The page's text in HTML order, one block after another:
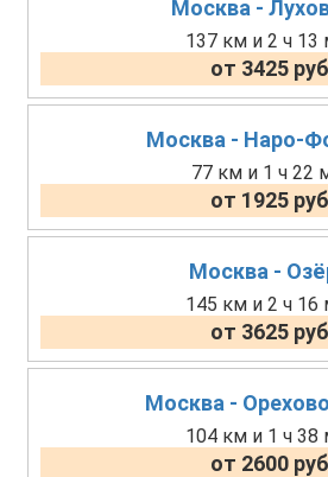
Москва -
137 км и 2 ч 13
от 3425
Москва - Наро-
77 км и 1 ч 22
от 1925
Москва -
145 км и 2 ч 16
от 3625
Москва -
104 км и 1 ч 38
от 2600